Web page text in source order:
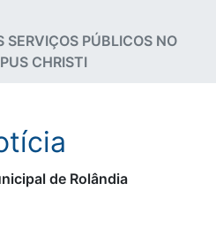
SERVIÇOS PÚBLICOS NO
CHRISTI
de Rolândia